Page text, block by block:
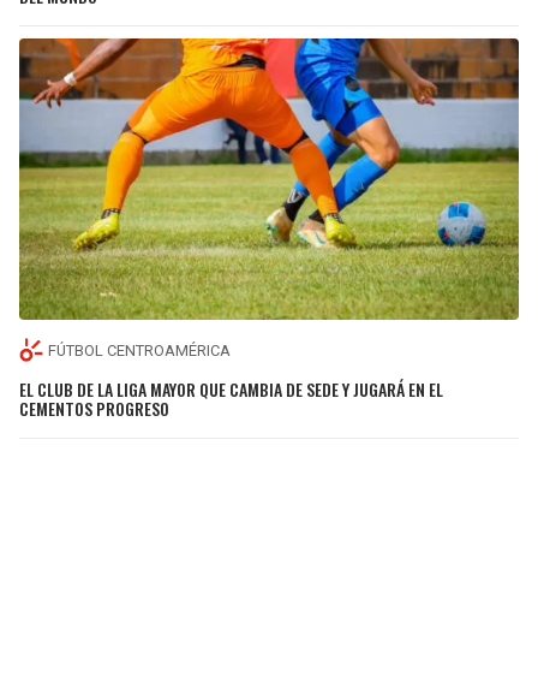
FÚTBOL CENTROAMÉRICA
EL CLUB DE LA LIGA MAYOR QUE CAMBIA DE SEDE Y JUGARÁ EN EL
CEMENTOS PROGRESO